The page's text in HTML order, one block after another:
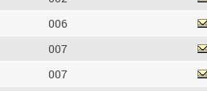
006
007
007